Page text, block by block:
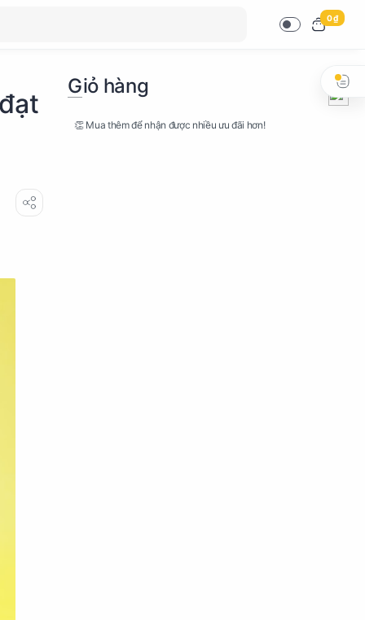
0 ₫
Giỏ hàng
👏 Mua thêm để nhận được nhiều ưu đãi hơn!